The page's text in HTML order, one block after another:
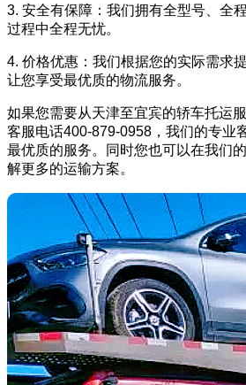
3. 安全有保障：我们拥有全型号、全
过程中全程无忧。
4. 价格优惠：我们根据您的实际需求
让您享受最优质的物流服务。
如果您需要从天津至宜宾的轿车托运
客服电话400-879-0958，我们的专业
最优质的服务。同时您也可以在我们
解更多的运输方案。